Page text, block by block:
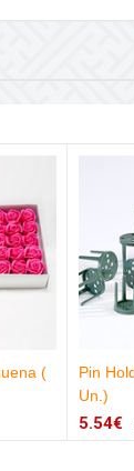
(
Pin
Un.)
5.54€